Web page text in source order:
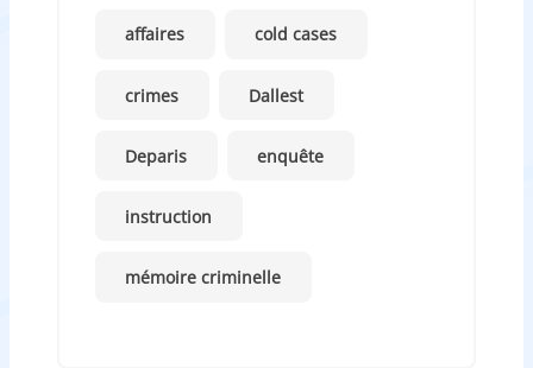
affaires cold cases
crimes Dallest
Deparis enquête
instruction
mémoire criminelle